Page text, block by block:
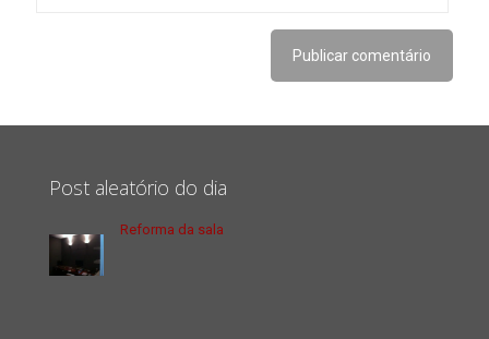
Post aleatório do dia
Reforma da sala